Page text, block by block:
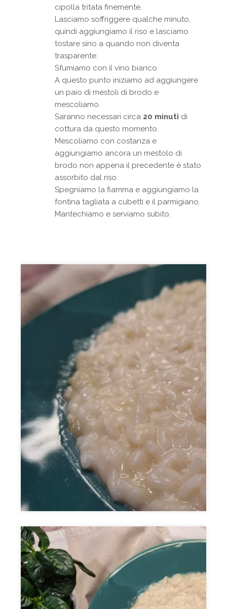
cipolla tritata finemente.
Lasciamo soffriggere qualche minuto,
quindi aggiungiamo il riso e lasciamo
tostare sino a quando non diventa
trasparente.
Sfumiamo con il vino bianco.
A questo punto iniziamo ad aggiungere
un paio di mestoli di brodo e
mescoliamo.
Saranno necessari circa 20 minuti di
cottura da questo momento.
Mescoliamo con costanza e
aggiungiamo ancora un mestolo di
brodo non appena il precedente è stato
assorbito dal riso.
Spegniamo la fiamma e aggiungiamo la
fontina tagliata a cubetti e il parmigiano.
Mantechiamo e serviamo subito.